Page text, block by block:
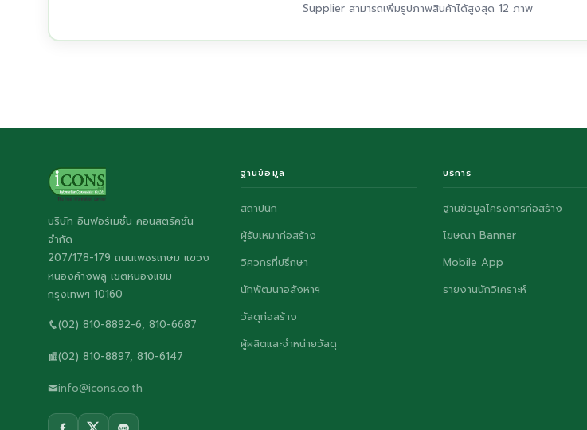
Supplier สามารถเพิ่มรูปภาพสินค้าได้สูงสุด 12 ภาพ
บริษัท อินฟอร์เมชั่น คอนสตรัคชั่น
จำกัด
207/178-179 ถนนเพชรเกษม แขวง
หนองค้างพลู เขตหนองแขม
กรุงเทพฯ 10160
(02) 810-8892-6, 810-6687
(02) 810-8897, 810-6147
info@icons.co.th
ฐานข้อมูล
สถาปนิก
ผู้รับเหมาก่อสร้าง
วิศวกรที่ปรึกษา
นักพัฒนาอสังหาฯ
วัสดุก่อสร้าง
ผู้ผลิตและจำหน่ายวัสดุ
บริการ
ฐานข้อมูลโครงการก่อสร้าง
โฆษณา Banner
Mobile App
รายงานนักวิเคราะห์